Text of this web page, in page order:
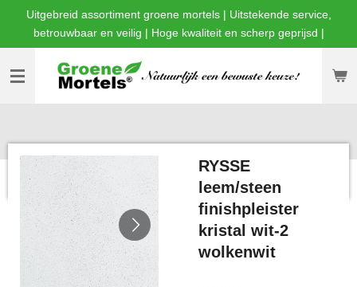
direct
de
hoofdinhoud
Uitgebreid assortiment groene mortels | Uitstekende service,
betrouwbaar en veilig | Hoge kwaliteit en scherp geprijsd |
RYSSE
leem/steen
finishpleister
kristal wit-2
wolkenwit